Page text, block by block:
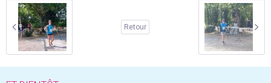
Retour